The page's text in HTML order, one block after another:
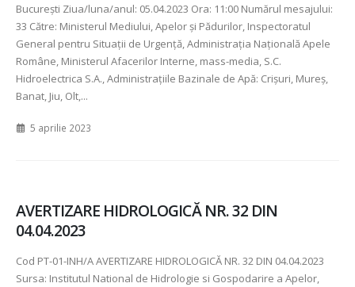
București Ziua/luna/anul: 05.04.2023 Ora: 11:00 Numărul mesajului:
33 Către: Ministerul Mediului, Apelor şi Pădurilor, Inspectoratul
General pentru Situaţii de Urgenţă, Administraţia Naţională Apele
Române, Ministerul Afacerilor Interne, mass-media, S.C.
Hidroelectrica S.A., Administraţiile Bazinale de Apă: Crişuri, Mureş,
Banat, Jiu, Olt,...
5 aprilie 2023
AVERTIZARE HIDROLOGICĂ NR. 32 DIN
04.04.2023
Cod PT-01-INH/A AVERTIZARE HIDROLOGICĂ NR. 32 DIN 04.04.2023
Sursa: Institutul National de Hidrologie si Gospodarire a Apelor,